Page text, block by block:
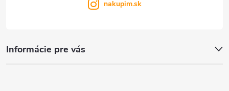
Informácie pre vás
nakupim.sk